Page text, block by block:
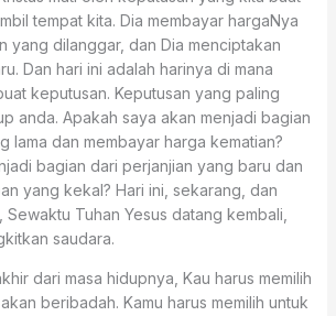
tempat kita. Dia membayar hargaNya
yang dilanggar, dan Dia menciptakan
Dan hari ini adalah harinya di mana
keputusan. Keputusan yang paling
anda. Apakah saya akan menjadi bagian
lama dan membayar harga kematian?
bagian dari perjanjian yang baru dan
yang kekal? Hari ini, sekarang, dan
Tuhan Yesus datang kembali,
saudara.
dari masa hidupnya, Kau harus memilih
beribadah. Kamu harus memilih untuk